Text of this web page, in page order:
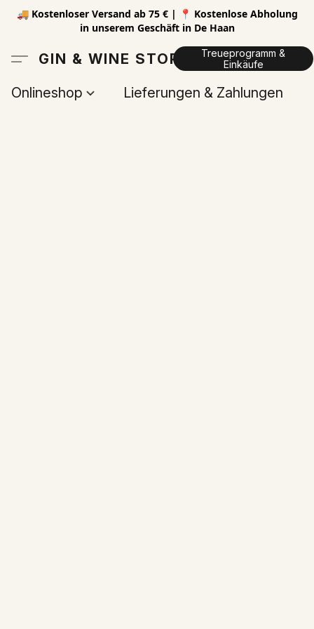
🚚 Kostenloser Versand ab 75 € | 📍 Kostenlose Abholung
in unserem Geschäft in De Haan
GIN & WINE STORE
Treueprogramm &
Einkäufe
Onlineshop Lieferungen & Zahlungen